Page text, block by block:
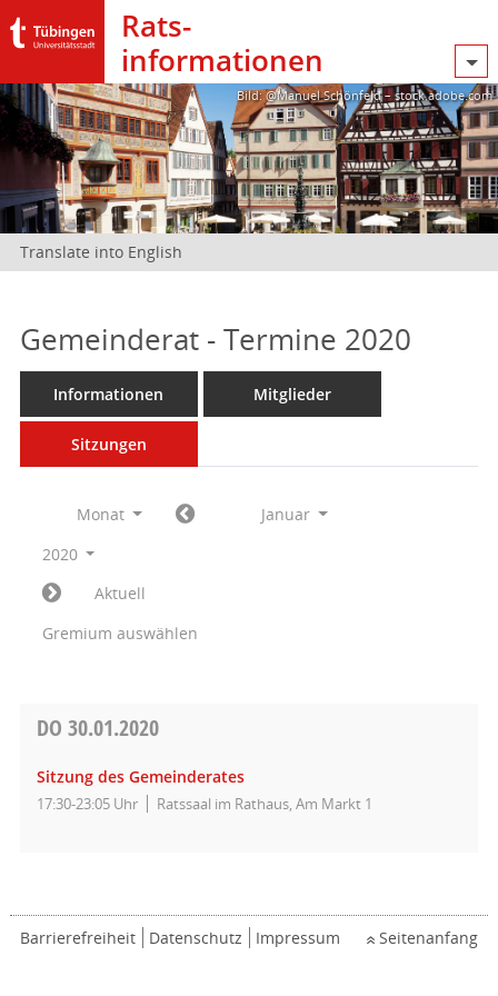
Rats­
informationen
Bild: @Manuel Schönfeld – stock.adobe.com
Translate into English
Gemeinderat - Termine 2020
Informationen Mitglieder
Sitzungen
Monat
Januar
2020
Aktuell
Gremium auswählen
DO 30.01.2020
Sitzung des Gemeinderates
17:30-23:05 Uhr Ratssaal im Rathaus, Am Markt 1
Barrierefreiheit Datenschutz Impressum Seitenanfang